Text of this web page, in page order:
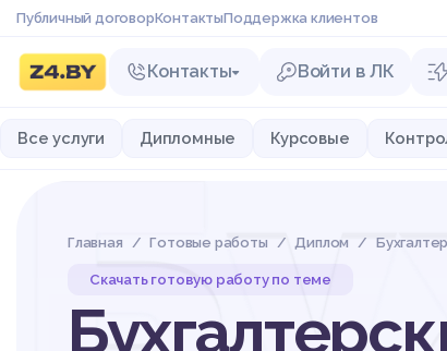
Публичный договорКонтактыПоддержка клиентов
Контакты Войти в ЛК
Все услуги Дипломные Курсовые
Главная Готовые работы Диплом
Скачать готовую работу по теме